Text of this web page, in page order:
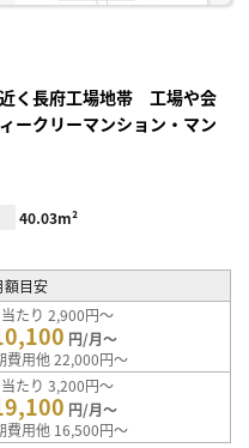
く長府工場地帯 工場や会
ークリーマンション・マン
40.03m²
額目安
たり 2,900円～
円/月～
費用他 22,000円～
たり 3,200円～
円/月～
費用他 16,500円～